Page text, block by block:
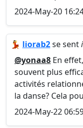
2024-May-20
💃 liorab2se sent
@yonaa8 En
souvent plus
activités
la danse? Cela
2024-May-22